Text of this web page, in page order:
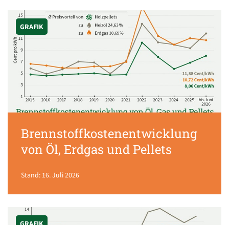
GRAFIK
Brennstoffkostenentwicklung
von Öl, Erdgas und Pellets
Stand: 16. Juli 2026